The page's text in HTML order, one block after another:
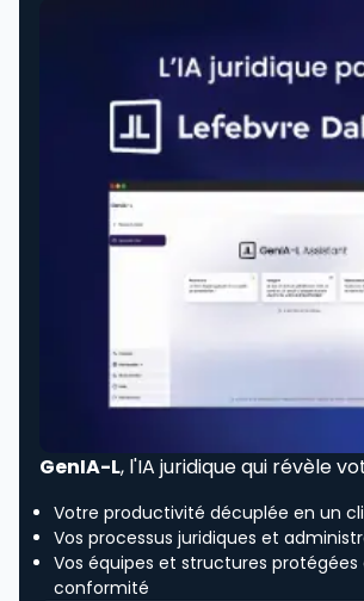
GenIA-L, l'IA juridique qui révèle
Votre productivité décuplée en un
Vos processus juridiques et
Vos équipes et structures
conformité